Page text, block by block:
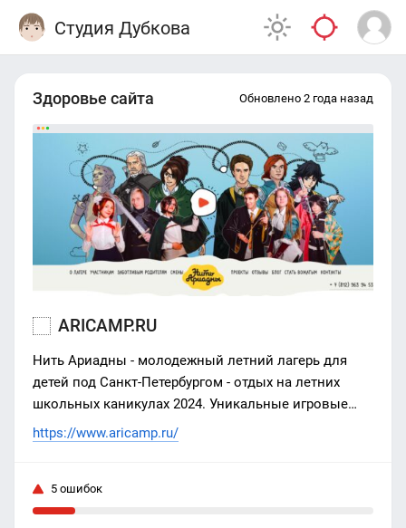
Студия Дубкова
Здоровье сайта Обновлено 2 года назад
ARICAMP.RU
Нить Ариадны - молодежный летний лагерь для
детей под Санкт-Петербургом - отдых на летних
школьных каникулах 2024. Уникальные игровые
смены для детей и подростков.
https://www.aricamp.ru/
5 ошибок